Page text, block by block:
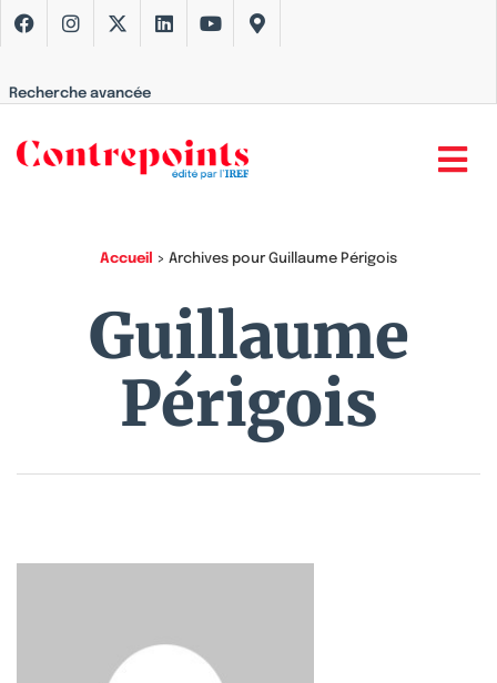
Recherche avancée
Accueil > Archives pour Guillaume Périgois
Guillaume
Périgois